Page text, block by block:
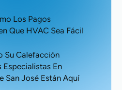
Los Pagos
Que HVAC Sea Fácil
Su Calefacción
Especialistas En
San José Están Aquí